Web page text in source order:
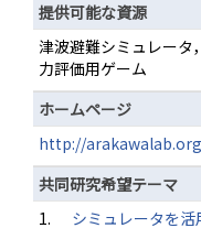
提供可能な資源
津波避難シミュレータ
力評価用ゲーム
ホームページ
http://arakawalab.org
共同研究希望テーマ
1.
シミュレータを